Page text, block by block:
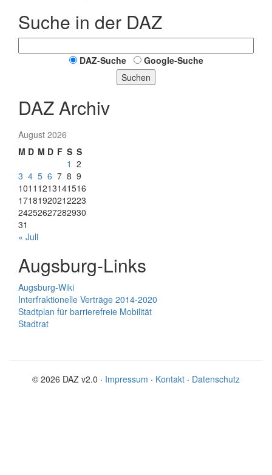
Suche in der DAZ
DAZ-Suche
Google-Suche
Suchen
DAZ Archiv
August 2026
M D M D F S S
1 2
3 4 5 6 7 8 9
1011 1213141516
17181920212223
24252627282930
31
« Juli
Augsburg-Links
Augsburg-Wiki
Interfraktionelle Verträge 2014-2020
Stadtplan für barrierefreie Mobilität
Stadtrat
© 2026 DAZ v2.0 · Impressum · Kontakt · Datenschutz